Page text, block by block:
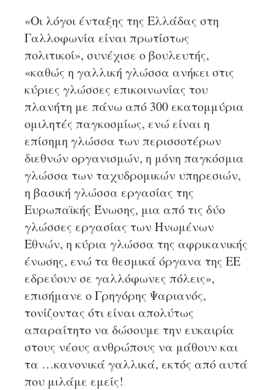
«Οι λόγοι ένταξης της Ελλάδας στη
Γαλλοφωνία είναι πρωτίστως
πολιτικοί», συνέχισε ο βουλευτής,
«καθώς η γαλλική γλώσσα ανήκει στις
κύριες γλώσσες επικοινωνίας του
πλανήτη με πάνω από 300 εκατομμύρια
ομιλητές παγκοσμίως, ενώ είναι η
επίσημη γλώσσα των περισσοτέρων
διεθνών οργανισμών, η μόνη παγκόσμια
γλώσσα των ταχυδρομικών υπηρεσιών,
η βασική γλώσσα εργασίας της
Ευρωπαϊκής Ένωσης, μια από τις δύο
γλώσσες εργασίας των Ηνωμένων
Εθνών, η κύρια γλώσσα της αφρικανικής
ένωσης, ενώ τα θεσμικά όργανα της ΕΕ
εδρεύουν σε γαλλόφωνες πόλεις»,
επισήμανε ο Γρηγόρης Ψαριανός,
τονίζοντας ότι είναι απολύτως
απαραίτητο να δώσουμε την ευκαιρία
στους νέους ανθρώπους να μάθουν και
τα …κανονικά γαλλικά, εκτός από αυτά
που μιλάμε εμείς!